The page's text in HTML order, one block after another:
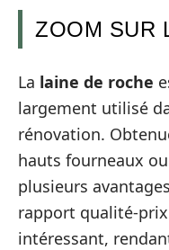
ZOOM SUR
La laine de roche
largement utilisé
rénovation.
hauts fourneaux
plusieurs
rapport qualité-
intéressant,